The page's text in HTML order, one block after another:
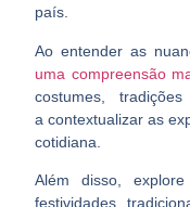
país.
Ao entender as
uma compreensão
costumes,
acontextualizar as
cotidiana.
Além disso,
festividades